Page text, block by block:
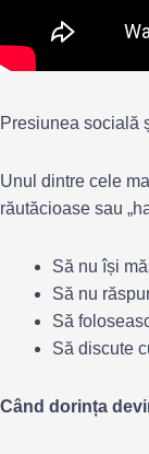
Presiunea socială
Unul dintre cele
răutăcioase sau
Să nu își
Să nu
Să
Să discute
Când dorința